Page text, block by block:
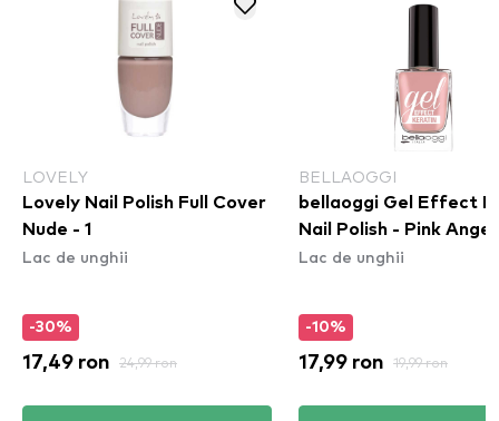
LOVELY
Lovely Nail Polish Full Cover
Nude - 1
Lac de unghii
-30%
17,49 ron 24,99 ron
BELLAOGGI
bellaoggi Gel Effect
Nail Polish - Pink Angel
Lac de unghii
-10%
17,99 ron 19,99 ron